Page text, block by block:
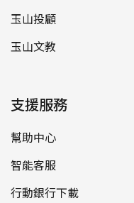
玉山投顧
玉山文教
支援服務
幫助中心
智能客服
行動銀行下載